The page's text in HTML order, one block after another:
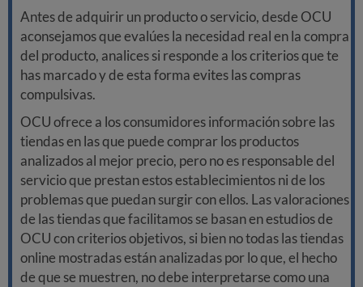
Antes de adquirir un producto o servicio, desde OCU
aconsejamos que evalúes la necesidad real en la compra
del producto, analices si responde a los criterios que te
has marcado y de esta forma evites las compras
compulsivas.
OCU ofrece a los consumidores información sobre las
tiendas en las que puede comprar los productos
analizados al mejor precio, pero no es responsable del
servicio que prestan estos establecimientos ni de los
problemas que puedan surgir con ellos. Las valoraciones
de las tiendas que facilitamos se basan en estudios de
OCU con criterios objetivos, si bien no todas las tiendas
online mostradas están analizadas por lo que, el hecho
de que se muestren, no debe interpretarse como una